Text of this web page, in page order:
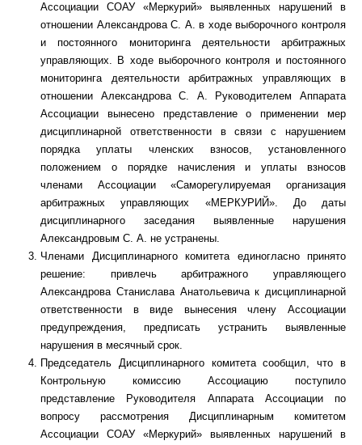
Ассоциации СОАУ «Меркурий» выявленных нарушений в
отношении Александрова С. А. в ходе выборочного контроля
и постоянного мониторинга деятельности арбитражных
управляющих. В ходе выборочного контроля и постоянного
мониторинга деятельности арбитражных управляющих в
отношении Александрова С. А. Руководителем Аппарата
Ассоциации вынесено представление о применении мер
дисциплинарной ответственности в связи с нарушением
порядка уплаты членских взносов, установленного
положением о порядке начисления и уплаты взносов
членами Ассоциации «Саморегулируемая организация
арбитражных управляющих «МЕРКУРИЙ». До даты
дисциплинарного заседания выявленные нарушения
Александровым С. А. не устранены.
Членами Дисциплинарного комитета единогласно принято
решение: привлечь арбитражного управляющего
Александрова Станислава Анатольевича к дисциплинарной
ответственности в виде вынесения члену Ассоциации
предупреждения, предписать устранить выявленные
нарушения в месячный срок.
Председатель Дисциплинарного комитета сообщил, что в
Контрольную комиссию Ассоциацию поступило
представление Руководителя Аппарата Ассоциации по
вопросу рассмотрения Дисциплинарным комитетом
Ассоциации СОАУ «Меркурий» выявленных нарушений в